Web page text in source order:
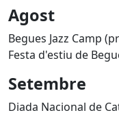
Agost
Begues Jazz Camp
Festa d'estiu de
Setembre
Diada Nacional de